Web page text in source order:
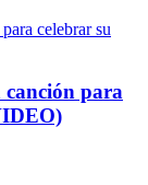
canción para